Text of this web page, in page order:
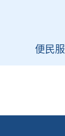
便民